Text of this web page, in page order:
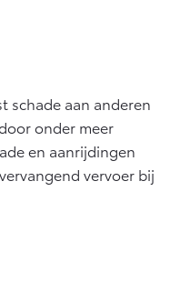
schade aan anderen
onder meer
en aanrijdingen
vervoer bij